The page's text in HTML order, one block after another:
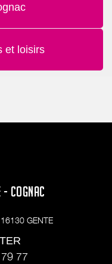
et loisirs
COGNAC
GENTE
77